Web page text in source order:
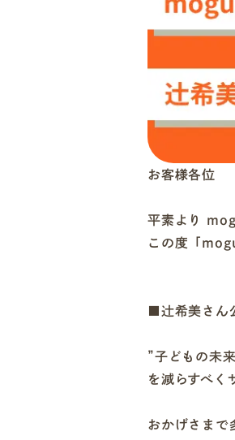
お客様各位
平素より
この度「
■辻希美さん
”子どもの未
を減らすべく
おかげさまで